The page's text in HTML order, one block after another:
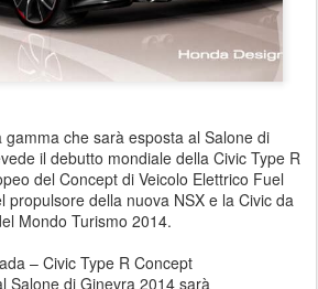
che sarà esposta al Salone di
il debutto mondiale della Civic Type R
del Concept di Veicolo Elettrico Fuel
propulsore della nuova NSX e la Civic da
Mondo Turismo 2014.
– Civic Type R Concept
Salone di Ginevra 2014 sarà